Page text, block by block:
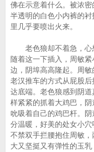
佛在示意着什么。被浓
半透明的白色小内裤的
里几乎要喷出火来。
老色狼却不着急，心
随着这一下插入，周敏
边，阴埠高高隆起。周
老汉推车的方式从屁股
达底端。老色狼感到阴
样紧紧的抓着大鸡巴，
吮吸着自己的鸡巴杆。
分温暖，好美的处女小
不禁双手拦腰抱住周敏
大又坚挺又有弹性的玉